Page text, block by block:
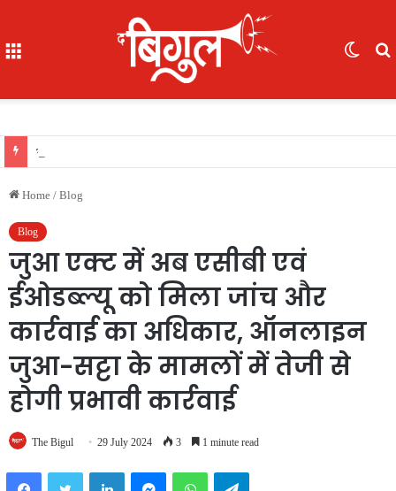
Home / Blog
Blog
जुआ एक्ट में अब एसीबी एवं
ईओडब्ल्यू को मिला जांच और
कार्रवाई का अधिकार, ऑनलाइन
जुआ-सट्टा के मामलों में तेजी से
होगी प्रभावी कार्रवाई
The Bigul 29 July 2024 3 1 minute read
FacebookTwitter LinkedInMessengerWhatsAppTelegram